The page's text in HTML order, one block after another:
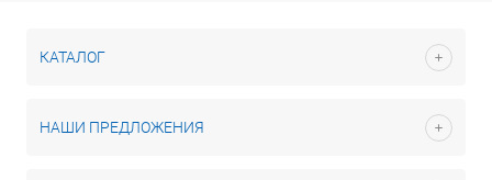
КАТАЛОГ
НАШИ ПРЕДЛОЖЕНИЯ